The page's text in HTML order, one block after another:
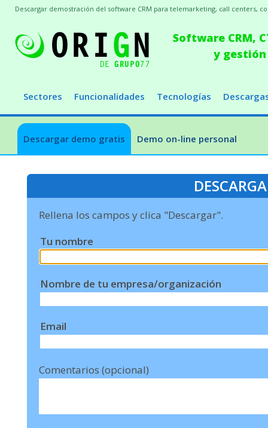
Software CRM,
y
Sectores Funcionalidades Tecnologías
Descargar demo gratis Demo on-line personal
Descargar demostración del software CRM para telemarketing, call centers,
Rellena los campos y clica "Descargar".
Tu nombre
Nombre de tu empresa/organización
Email
Comentarios (opcional)